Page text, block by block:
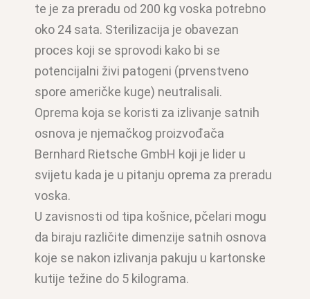
te je za preradu od 200 kg voska potrebno
oko 24 sata. Sterilizacija je obavezan
proces koji se sprovodi kako bi se
potencijalni živi patogeni (prvenstveno
spore američke kuge) neutralisali.
Oprema koja se koristi za izlivanje satnih
osnova je njemačkog proizvođača
Bernhard Rietsche GmbH koji je lider u
svijetu kada je u pitanju oprema za preradu
voska.
U zavisnosti od tipa košnice, pčelari mogu
da biraju različite dimenzije satnih osnova
koje se nakon izlivanja pakuju u kartonske
kutije težine do 5 kilograma.